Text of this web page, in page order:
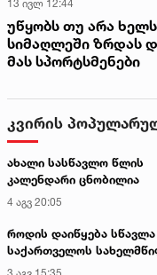
13 ივლ 12:44
უწყობს თუ არა
სიმაღლეში ზრდას
მას სპორტსმენები
კვირის
ახალი სასწავლო წლის
კალენდარი ცნობილია
4 აგვ 20:05
როდის დაიწყება სწავლა
საქართველოს
კერძო უნივერსიტეტებში